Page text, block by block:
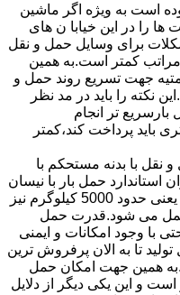
است به ویژه اگر ماشین
را در این خیابا ن های
برای وسایل حمل و نقل
کمتر است.به همین
جهت تسریع روند حمل و
نکته را باید در مد نظر
تر انجام
باید پرداخت کند،کمتر
نقل با بدنه مستحکم با
حمل بار با نیسان
2800 کیلو است اما دوبرابر این مقدار یعنی حدود 5000 کیلوگرم نیز
حمل می شود.قدرت حمل
با وجود امکانات و ایمنی
تا به الان پرفروش ترین
همین جهت امکان حمل
24 امکان پذیر است و این یکی دیگر از دلایل